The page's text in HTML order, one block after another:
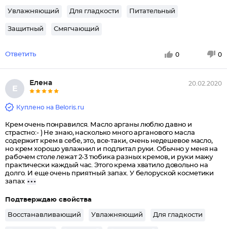
Увлажняющий Для гладкости Питательный
Защитный Смягчающий
Ответить 0 0
Е
Елена 20.02.2020
Куплено на Beloris.ru
Крем очень понравился. Масло арганы люблю давно и
страстно:- ) Не знаю, насколько много арганового масла
содержит крем в себе, это, все-таки, очень недешевое масло,
но крем хорошо увлажнил и подпитал руки. Обычно у меня на
рабочем столе лежат 2-3 тюбика разных кремов, и руки мажу
практически каждый час. Этого крема хватило довольно на
долго. И еще очень приятный запах. У белоруской косметики
запах
Подтверждаю свойства
Восстанавливающий Увлажняющий Для гладкости